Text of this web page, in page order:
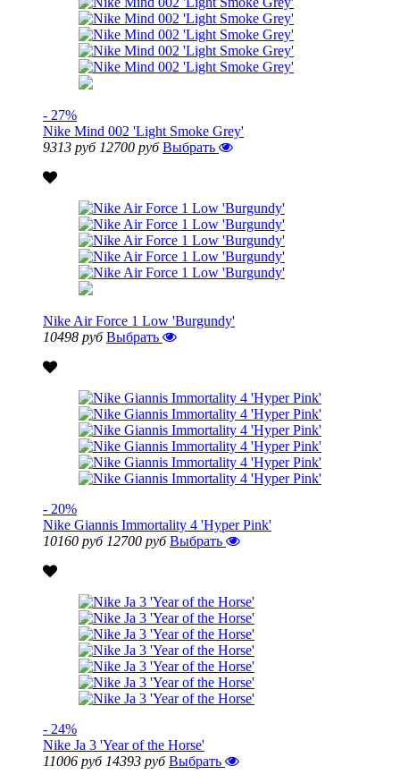
- 27%
Nike Mind 002 'Light Smoke Grey'
9313 руб 12700 руб Выбрать
Nike Air Force 1 Low 'Burgundy'
10498 руб Выбрать
- 20%
Nike Giannis Immortality 4 'Hyper Pink'
10160 руб 12700 руб Выбрать
- 24%
Nike Ja 3 'Year of the Horse'
11006 руб 14393 руб Выбрать